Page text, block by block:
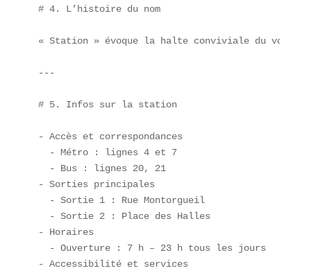
# 4. L’histoire du nom
« Station » évoque la halte conviviale du
---
# 5. Infos sur la station
- Accès et correspondances
  - Métro : lignes 4 et 7
  - Bus : lignes 20, 21
- Sorties principales
  - Sortie 1 : Rue Montorgueil
  - Sortie 2 : Place des Halles
- Horaires
  - Ouverture : 7 h – 23 h tous les jours
- Accessibilité et services